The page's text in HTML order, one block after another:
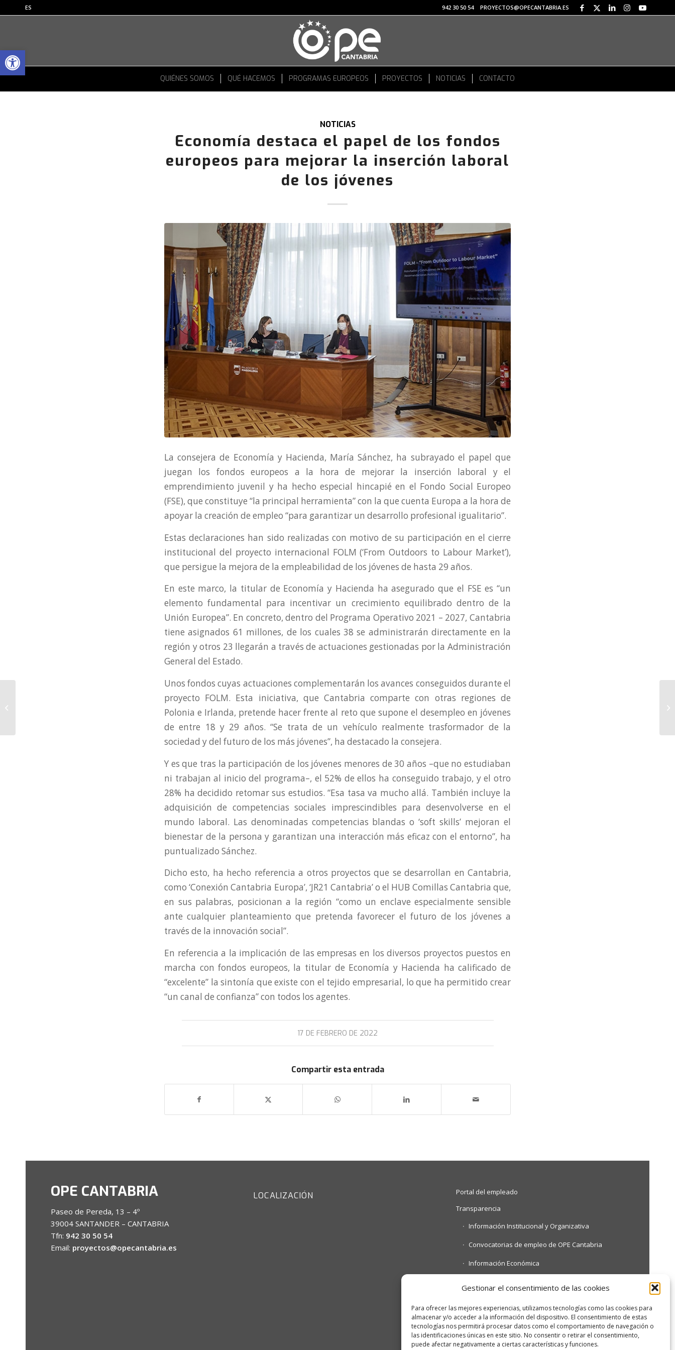
Abrir barra de herramientas
Gestionar el consentimiento de las cookies
Para ofrecer las mejores experiencias, utilizamos tecnologías como las cookies para
almacenar y/o acceder a la información del dispositivo. El consentimiento de estas
tecnologías nos permitirá procesar datos como el comportamiento de navegación o
las identificaciones únicas en este sitio. No consentir o retirar el consentimiento,
puede afectar negativamente a ciertas características y funciones.
ES 942 30 50 54 PROYECTOS@OPECANTABRIA.ES
QUIÉNES SOMOS QUÉ HACEMOS PROGRAMAS EUROPEOS PROYECTOS NOTICIAS CONTACTO
NOTICIAS
Economía destaca el papel de los fondos
europeos para mejorar la inserción laboral
de los jóvenes
La consejera de Economía y Hacienda, María Sánchez, ha subrayado el papel que
juegan los fondos europeos a la hora de mejorar la inserción laboral y el
emprendimiento juvenil y ha hecho especial hincapié en el Fondo Social Europeo
(FSE), que constituye “la principal herramienta” con la que cuenta Europa a la hora de
apoyar la creación de empleo “para garantizar un desarrollo profesional igualitario”.
Estas declaraciones han sido realizadas con motivo de su participación en el cierre
institucional del proyecto internacional FOLM (‘From Outdoors to Labour Market’),
que persigue la mejora de la empleabilidad de los jóvenes de hasta 29 años.
En este marco, la titular de Economía y Hacienda ha asegurado que el FSE es “un
elemento fundamental para incentivar un crecimiento equilibrado dentro de la
Unión Europea”. En concreto, dentro del Programa Operativo 2021 – 2027, Cantabria
tiene asignados 61 millones, de los cuales 38 se administrarán directamente en la
región y otros 23 llegarán a través de actuaciones gestionadas por la Administración
General del Estado.
Unos fondos cuyas actuaciones complementarán los avances conseguidos durante el
proyecto FOLM. Esta iniciativa, que Cantabria comparte con otras regiones de
Polonia e Irlanda, pretende hacer frente al reto que supone el desempleo en jóvenes
de entre 18 y 29 años. “Se trata de un vehículo realmente trasformador de la
sociedad y del futuro de los más jóvenes”, ha destacado la consejera.
Y es que tras la participación de los jóvenes menores de 30 años –que no estudiaban
ni trabajan al inicio del programa–, el 52% de ellos ha conseguido trabajo, y el otro
28% ha decidido retomar sus estudios. “Esa tasa va mucho allá. También incluye la
adquisición de competencias sociales imprescindibles para desenvolverse en el
mundo laboral. Las denominadas competencias blandas o ‘soft skills’ mejoran el
bienestar de la persona y garantizan una interacción más eficaz con el entorno”, ha
puntualizado Sánchez.
Dicho esto, ha hecho referencia a otros proyectos que se desarrollan en Cantabria,
como ‘Conexión Cantabria Europa’, ‘JR21 Cantabria’ o el HUB Comillas Cantabria que,
en sus palabras, posicionan a la región “como un enclave especialmente sensible
ante cualquier planteamiento que pretenda favorecer el futuro de los jóvenes a
través de la innovación social”.
En referencia a la implicación de las empresas en los diversos proyectos puestos en
marcha con fondos europeos, la titular de Economía y Hacienda ha calificado de
“excelente” la sintonía que existe con el tejido empresarial, lo que ha permitido crear
“un canal de confianza” con todos los agentes.
17 DE FEBRERO DE 2022
Compartir esta entrada
OPE CANTABRIA
Paseo de Pereda, 13 – 4º
39004 SANTANDER – CANTABRIA
Tfn: 942 30 50 54
Email: proyectos@opecantabria.es
LOCALIZACIÓN
Portal del empleado
Transparencia
Información Institucional y Organizativa
Convocatorias de empleo de OPE Cantabria
Información Económica